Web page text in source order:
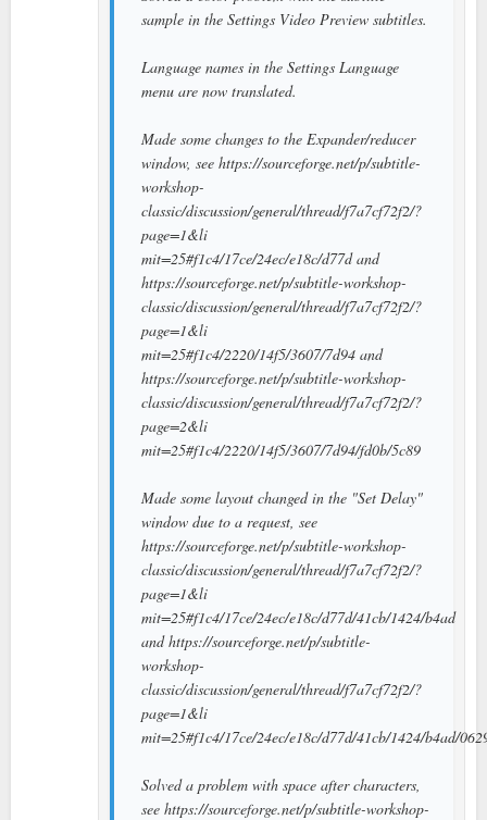
sample in the Settings Video Preview subtitles.
Language names in the Settings Language
menu are now translated.
Made some changes to the Expander/reducer
window, see https://sourceforge.net/p/subtitle-
workshop-
classic/discussion/general/thread/f7a7cf72f2/?
page=1&li
mit=25#f1c4/17ce/24ec/e18c/d77d and
https://sourceforge.net/p/subtitle-workshop-
classic/discussion/general/thread/f7a7cf72f2/?
page=1&li
mit=25#f1c4/2220/14f5/3607/7d94 and
https://sourceforge.net/p/subtitle-workshop-
classic/discussion/general/thread/f7a7cf72f2/?
page=2&li
mit=25#f1c4/2220/14f5/3607/7d94/fd0b/5c89
Made some layout changed in the "Set Delay"
window due to a request, see
https://sourceforge.net/p/subtitle-workshop-
classic/discussion/general/thread/f7a7cf72f2/?
page=1&li
mit=25#f1c4/17ce/24ec/e18c/d77d/41cb/1424/b4ad
and https://sourceforge.net/p/subtitle-
workshop-
classic/discussion/general/thread/f7a7cf72f2/?
page=1&li
mit=25#f1c4/17ce/24ec/e18c/d77d/41cb/1424/b4ad/
Solved a problem with space after characters,
see https://sourceforge.net/p/subtitle-workshop-